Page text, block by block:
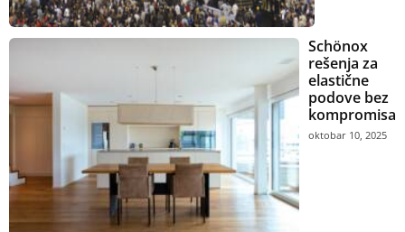
Schönox
rešenja za
elastične
podove bez
kompromisa
oktobar 10, 2025